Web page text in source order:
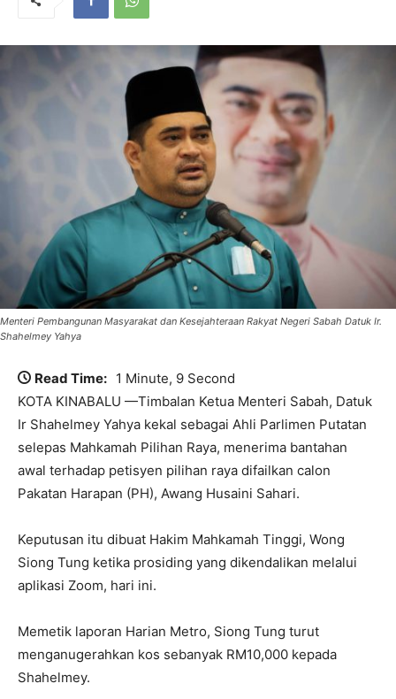
Menteri Pembangunan Masyarakat dan Kesejahteraan Rakyat Negeri Sabah Datuk Ir.
Shahelmey Yahya
Read Time: 1 Minute, 9 Second
KOTA KINABALU —Timbalan Ketua Menteri Sabah, Datuk
Ir Shahelmey Yahya kekal sebagai Ahli Parlimen Putatan
selepas Mahkamah Pilihan Raya, menerima bantahan
awal terhadap petisyen pilihan raya difailkan calon
Pakatan Harapan (PH), Awang Husaini Sahari.
Keputusan itu dibuat Hakim Mahkamah Tinggi, Wong
Siong Tung ketika prosiding yang dikendalikan melalui
aplikasi Zoom, hari ini.
Memetik laporan Harian Metro, Siong Tung turut
menganugerahkan kos sebanyak RM10,000 kepada
Shahelmey.